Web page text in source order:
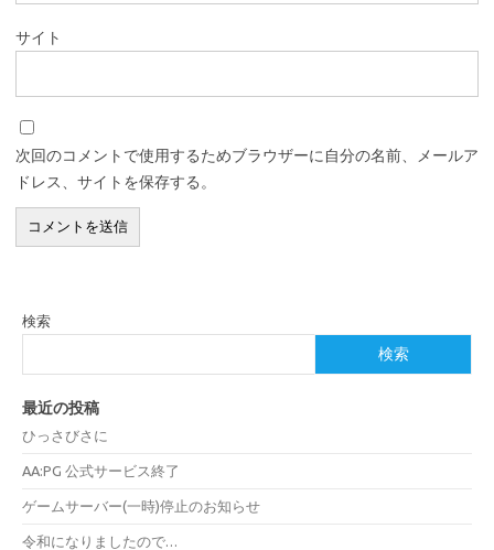
サイト
次回のコメントで使用するためブラウザーに自分の名前、メールア
ドレス、サイトを保存する。
検索
検索
最近の投稿
ひっさびさに
AA:PG 公式サービス終了
ゲームサーバー(一時)停止のお知らせ
令和になりましたので…